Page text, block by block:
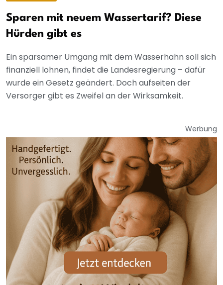
Sparen mit neuem Wassertarif? Diese
Hürden gibt es
Ein sparsamer Umgang mit dem Wasserhahn soll sich
finanziell lohnen, findet die Landesregierung – dafür
wurde ein Gesetz geändert. Doch aufseiten der
Versorger gibt es Zweifel an der Wirksamkeit.
Werbung